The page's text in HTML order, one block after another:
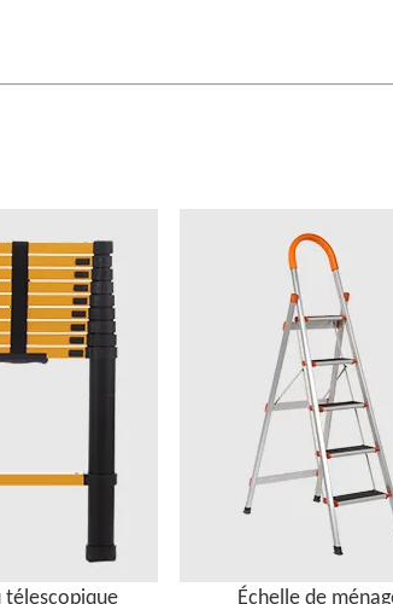
télescopique Échelle de